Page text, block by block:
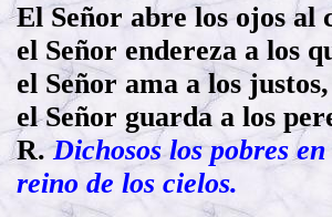
El Señor abre los ojos al
el Señor endereza a los
el Señor ama a los justos,
el Señor guarda a los
R.Dichosos los pobres
reino de los cielos.